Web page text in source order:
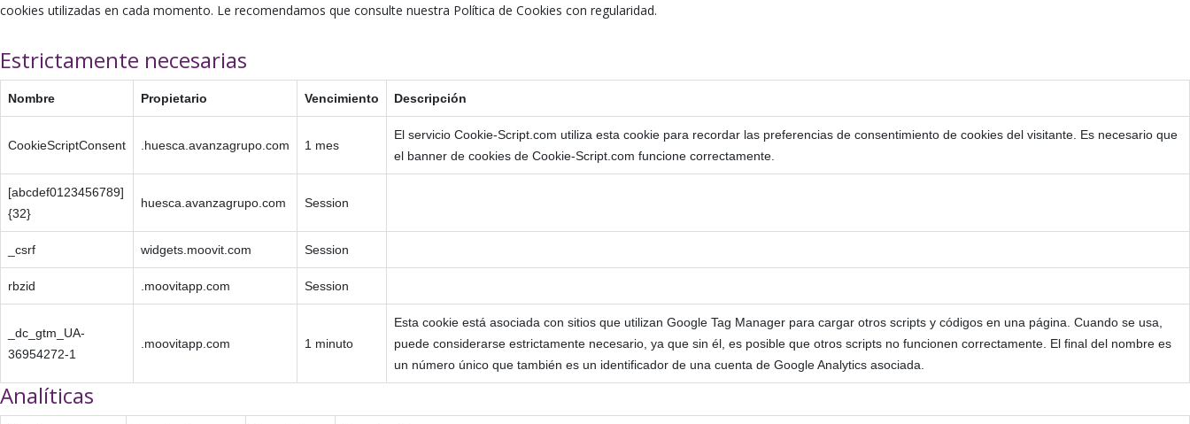
cookies utilizadas en cada momento. Le recomendamos que consulte nuestra Política de Cookies con regularidad.
Estrictamente necesarias
Nombre Propietario Vencimiento Descripción
CookieScriptConsent .huesca.avanzagrupo.com 1 mes
El servicio Cookie-Script.com utiliza esta cookie para recordar las preferencias de consentimiento de cookies del visitante. Es necesario que
el banner de cookies de Cookie-Script.com funcione correctamente.
[abcdef0123456789]
{32}
huesca.avanzagrupo.com Session
_csrf widgets.moovit.com Session
rbzid .moovitapp.com Session
_dc_gtm_UA-
36954272-1
.moovitapp.com 1 minuto
Esta cookie está asociada con sitios que utilizan Google Tag Manager para cargar otros scripts y códigos en una página. Cuando se usa,
puede considerarse estrictamente necesario, ya que sin él, es posible que otros scripts no funcionen correctamente. El final del nombre es
un número único que también es un identificador de una cuenta de Google Analytics asociada.
Analíticas